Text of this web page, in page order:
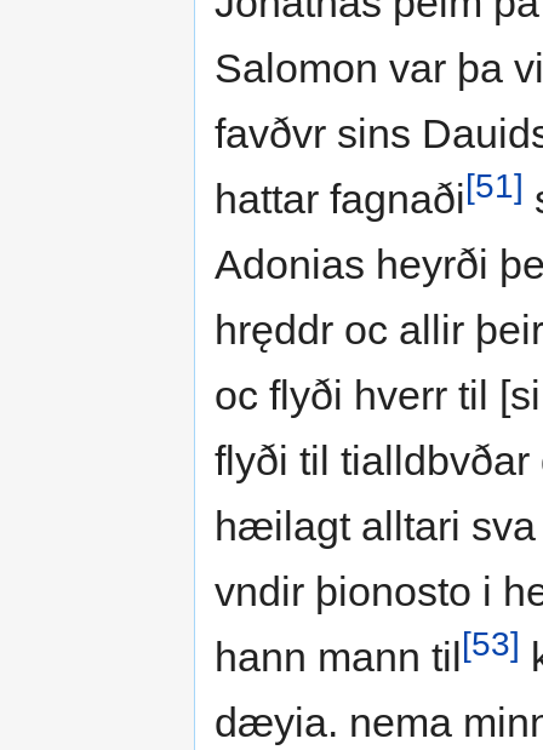
Salomon var þa
favðvr sins
hattar fagnaði[51]
Adonias heyrði
hręddr oc allir
oc flyði hverr til
flyði til
hæilagt alltari
vndir þionosto i
hann mann til[53]
dæyia. nema